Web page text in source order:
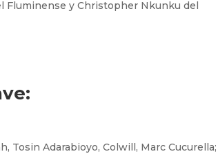
Fluminense y Christopher Nkunku del
Tosin Adarabioyo, Colwill, Marc Cucurella;